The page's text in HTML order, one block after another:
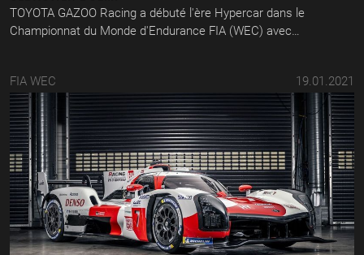
TOYOTA GAZOO Racing a débuté l'ère Hypercar dans le
Championnat du Monde d'Endurance FIA (WEC) avec…
FIA WEC 19.01.2021